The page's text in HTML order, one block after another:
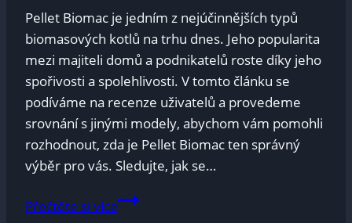
Pellet ‍Biomac je jedním‍ z nejúčinnějších typů
biomasových kotlů na trhu dnes. Jeho⁤ popularita
mezi majiteli domů a podnikatelů ‍roste⁢ díky jeho
spořivosti a spolehlivosti. V tomto článku se
podíváme na ⁤recenze uživatelů a provedeme
srovnání s jinými modely, abychom ​vám ⁤pomohli
rozhodnout, zda je Pellet Biomac ten správný
výběr ​pro vás. Sledujte, jak ​se…
Přečtěte si vícePelety